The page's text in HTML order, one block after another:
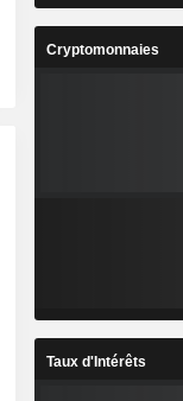
Cryptomonnaies
Taux d'Intérêts